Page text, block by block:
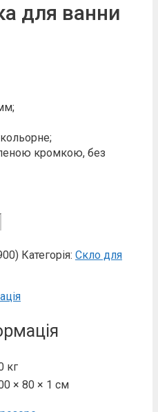
для ванни
кромкою, без
Категорія: Скло для
кг
× 80 × 1 см